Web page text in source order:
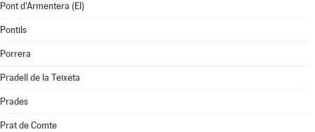
Pont d'Armentera (El)
Pontils
Porrera
Pradell de la Teixeta
Prades
Prat de Comte